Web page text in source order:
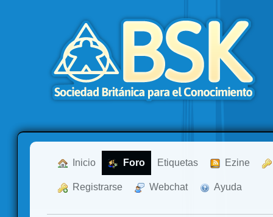
Inicio Foro Etiquetas Ezine
Registrarse Webchat Ayuda